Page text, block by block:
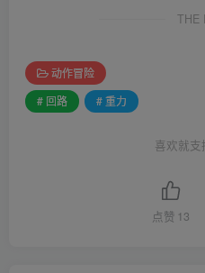
THE
动作冒险
# 回路
# 重力
喜欢就支
点赞 13